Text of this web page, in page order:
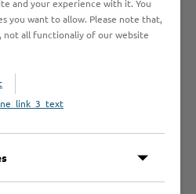
and your experience with it. You
you want to allow. Please note that,
not all functionaliy of our website